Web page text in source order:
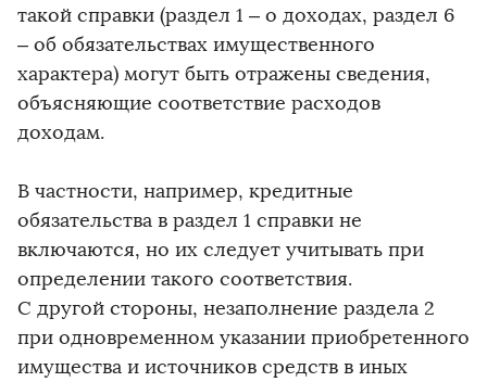
такой справки (раздел 1 – о доходах, раздел 6
– об обязательствах имущественного
характера) могут быть отражены сведения,
объясняющие соответствие расходов
доходам.
В частности, например, кредитные
обязательства в раздел 1 справки не
включаются, но их следует учитывать при
определении такого соответствия.
С другой стороны, незаполнение раздела 2
при одновременном указании приобретенного
имущества и источников средств в иных